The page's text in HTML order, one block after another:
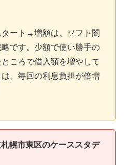
タート→増額は、ソフト闇
です。少額で使い勝手の
ころで借入額を増やして
、毎回の利息負担が倍増
幌市東区のケーススタデ